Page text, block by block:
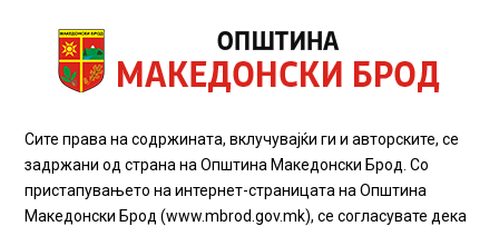
Сите права на содржината, вклучувајќи ги и авторските, се
задржани од страна на Општина Македонски Брод. Со
пристапувањето на интернет-страницата на Општина
Македонски Брод (www.mbrod.gov.mk), се согласувате дека